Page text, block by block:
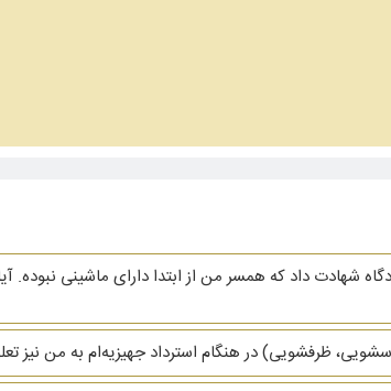
شهادت داد که همسر من از ابتدا دارای ماشینی نبوده.
ظرفشویی)‌ در هنگام استرداد جهیزیه‌ام به من نیز